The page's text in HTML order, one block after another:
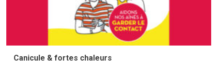
Canicule & fortes chaleurs